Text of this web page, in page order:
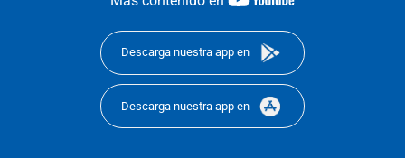
Descarga nuestra app en
Descarga nuestra app en